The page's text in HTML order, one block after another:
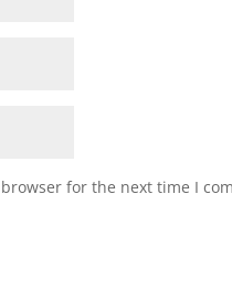
for the next time I